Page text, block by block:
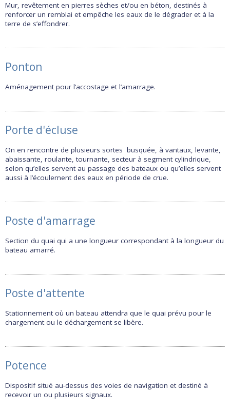
Mur, revêtement en pierres sèches et/ou en béton, destinés à
renforcer un remblai et empêche les eaux de le dégrader et à la
terre de s’effondrer.
Ponton
Aménagement pour l’accostage et l’amarrage.
Porte d'écluse
On en rencontre de plusieurs sortes busquée, à vantaux, levante,
abaissante, roulante, tournante, secteur à segment cylindrique,
selon qu’elles servent au passage des bateaux ou qu’elles servent
aussi à l’écoulement des eaux en période de crue.
Poste d'amarrage
Section du quai qui a une longueur correspondant à la longueur du
bateau amarré.
Poste d'attente
Stationnement où un bateau attendra que le quai prévu pour le
chargement ou le déchargement se libère.
Potence
Dispositif situé au-dessus des voies de navigation et destiné à
recevoir un ou plusieurs signaux.